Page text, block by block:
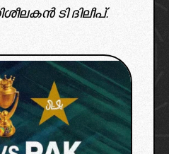
ടി ദിലീപ്.
sony liv